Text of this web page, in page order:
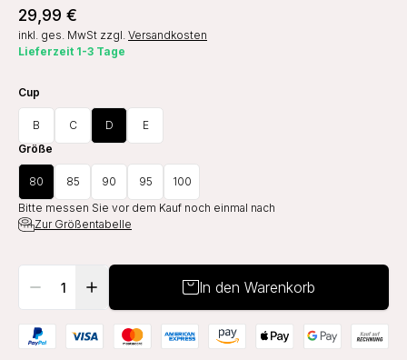
29,99 €
inkl. ges. MwSt zzgl. Versandkosten
Lieferzeit 1-3 Tage
Cup
B C D
E
Größe
80 85 90 95
100
Bitte messen Sie vor dem Kauf noch einmal nach
Zur Größentabelle
In den Warenkorb